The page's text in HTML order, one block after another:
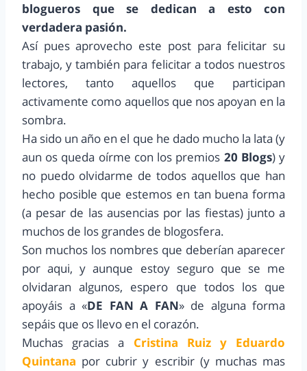
blogueros que se dedican a esto con
verdadera pasión.
Así pues aprovecho este post para felicitar su
trabajo, y también para felicitar a todos nuestros
lectores, tanto aquellos que participan
activamente como aquellos que nos apoyan en la
sombra.
Ha sido un año en el que he dado mucho la lata (y
aun os queda oírme con los premios 20 Blogs) y
no puedo olvidarme de todos aquellos que han
hecho posible que estemos en tan buena forma
(a pesar de las ausencias por las fiestas) junto a
muchos de los grandes de blogosfera.
Son muchos los nombres que deberían aparecer
por aqui, y aunque estoy seguro que se me
olvidaran algunos, espero que todos los que
apoyáis a «DE FAN A FAN» de alguna forma
sepáis que os llevo en el corazón.
Muchas gracias a
Cristina Ruiz y Eduardo
Quintana por cubrir y escribir (y muchas mas